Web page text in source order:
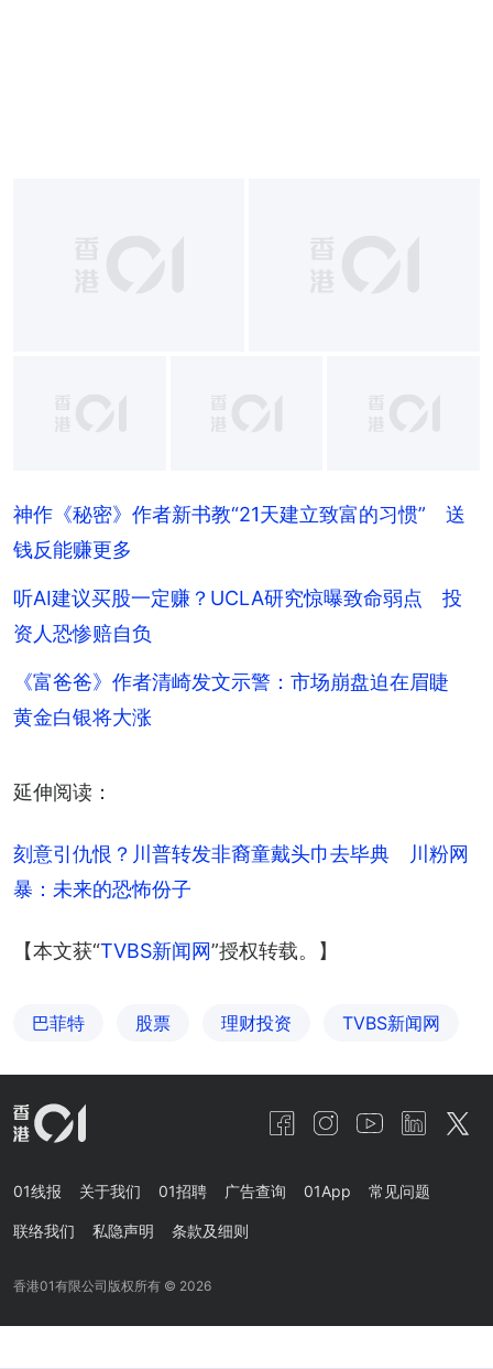
+13
神作《秘密》作者新书教“21天建立致富的习惯” 送
钱反能赚更多
听AI建议买股一定赚？UCLA研究惊曝致命弱点 投
资人恐惨赔自负
《富爸爸》作者清崎发文示警：市场崩盘迫在眉睫
黄金白银将大涨
延伸阅读：
刻意引仇恨？川普转发非裔童戴头巾去毕典　川粉网
暴：未来的恐怖份子
【本文获“TVBS新闻网”授权转载。】
巴菲特 股票 理财投资 TVBS新闻网
01线报 关于我们 01招聘 广告查询 01App 常见问题
联络我们 私隐声明 条款及细则
香港01有限公司版权所有 © 2026